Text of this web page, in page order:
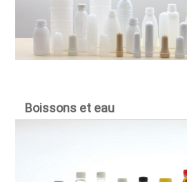
Boissons et eau